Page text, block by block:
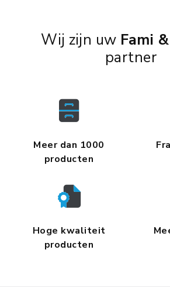
Wij zijn uw Fami
partner
Meer dan 1000
producten
Hoge kwaliteit
producten